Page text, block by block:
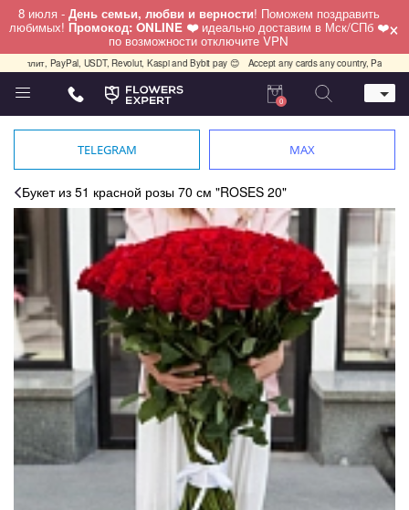
8 июля - День семьи, любви и верности! Поможем поздравить
любимых! Промокод: ONLINE ❤️ идеально доставим в Мск/СПб ❤️
по возможности отключите VPN ×
USDT, Revolut, Kaspi and Bybit pay 😊 Accept any cards any country, PayPal, USDT,
Телефон
+7 (812) 425 36 05
Санкт-Петербург,
Лизы Чайкиной 25
работаем круглосуточно
0
TELEGRAM MAX
Букет из 51 красной розы 70 см "ROSES 20"